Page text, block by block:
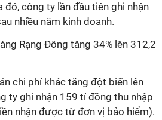
đó, công ty lần đầu tiên ghi nhận
nhiều năm kinh doanh.
Rạng Đông tăng 34% lên 312,2
chi phí khác tăng đột biến lên
ty ghi nhận 159 tỉ đồng thu nhập
nhận được từ đơn vị bảo hiểm).